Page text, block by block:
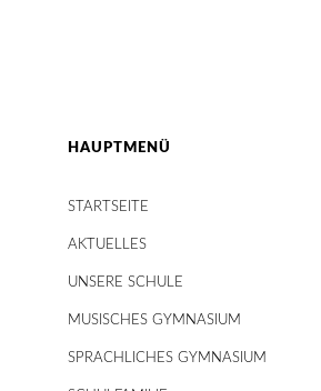
HAUPTMENÜ
STARTSEITE
AKTUELLES
UNSERE SCHULE
MUSISCHES GYMNASIUM
SPRACHLICHES GYMNASIUM